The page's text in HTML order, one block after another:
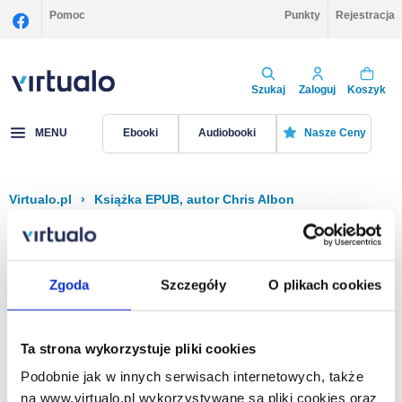
Zgoda Szczegóły O plikach cookies
Ta strona wykorzystuje pliki cookies
Podobnie jak w innych serwisach internetowych, także
na www.virtualo.pl wykorzystywane są pliki cookies oraz
Pomoc Punkty Rejestracja
Szukaj Zaloguj Koszyk
MENU Ebooki Audiobooki Nasze Ceny
Virtualo.pl › Książka EPUB, autor Chris Albon
Filtruj Sortuj
Na stronie